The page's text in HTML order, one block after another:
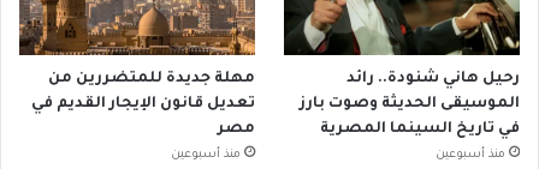
رحيل هاني شنودة.. رائد
الموسيقى الحديثة وصوت بارز
في تاريخ السينما المصرية
منذ أسبوعين
مهلة جديدة للمتضررين من
تعديل قانون الإيجار القديم في
مصر
منذ أسبوعين